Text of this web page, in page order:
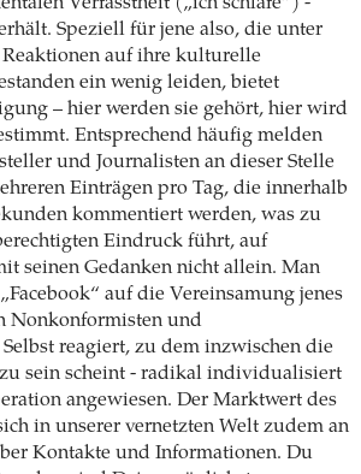
Verfasstheit („ich schlafe“) -
Speziell für jene also, die unter
auf ihre kulturelle
ein wenig leiden, bietet
– hier werden sie gehört, hier wird
Entsprechend häufig melden
und Journalisten an dieser Stelle
Einträgen pro Tag, die innerhalb
kommentiert werden, was zu
Eindruck führt, auf
seinen Gedanken nicht allein. Man
auf die Vereinsamung jenes
Nonkonformisten und
reagiert, zu dem inzwischen die
sein scheint - radikal individualisiert
angewiesen. Der Marktwert des
in unserer vernetzten Welt zudem an
Kontakte und Informationen. Du